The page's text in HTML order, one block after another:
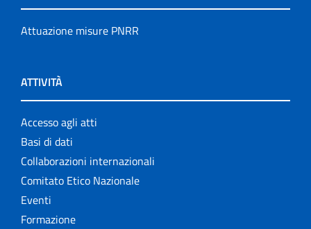
Attuazione misure PNRR
ATTIVITÀ
Accesso agli atti
Basi di dati
Collaborazioni internazionali
Comitato Etico Nazionale
Eventi
Formazione